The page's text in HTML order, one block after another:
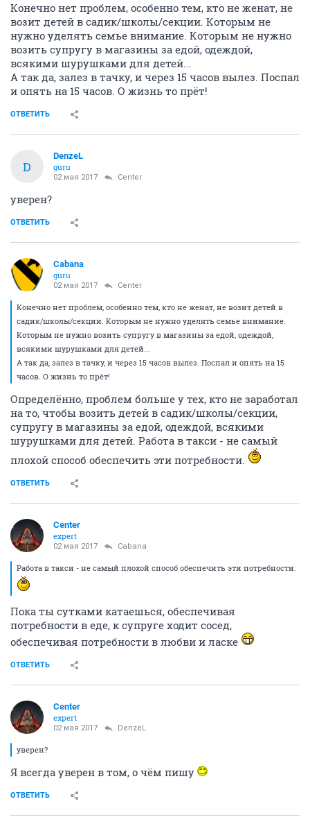
Конечно нет проблем, особенно тем, кто не женат, не
возит детей в садик/школы/секции. Которым не
нужно уделять семье внимание. Которым не нужно
возить супругу в магазины за едой, одеждой,
всякими шурушками для детей...
А так да, залез в тачку, и через 15 часов вылез. Поспал
и опять на 15 часов. О жизнь то прёт!
ОТВЕТИТЬ
D
DenzeL
guru
02 мая 2017 Center
уверен?
ОТВЕТИТЬ
Cabana
guru
02 мая 2017 Center
Конечно нет проблем, особенно тем, кто не женат, не возит детей в
садик/школы/секции. Которым не нужно уделять семье внимание.
Которым не нужно возить супругу в магазины за едой, одеждой,
всякими шурушками для детей...
А так да, залез в тачку, и через 15 часов вылез. Поспал и опять на 15
часов. О жизнь то прёт!
Определённо, проблем больше у тех, кто не заработал
на то, чтобы возить детей в садик/школы/секции,
супругу в магазины за едой, одеждой, всякими
шурушками для детей. Работа в такси - не самый
плохой способ обеспечить эти потребности.
ОТВЕТИТЬ
Center
expert
02 мая 2017 Cabana
Работа в такси - не самый плохой способ обеспечить эти потребности.
Пока ты сутками катаешься, обеспечивая
потребности в еде, к супруге ходит сосед,
обеспечивая потребности в любви и ласке
ОТВЕТИТЬ
Center
expert
02 мая 2017 DenzeL
уверен?
Я всегда уверен в том, о чём пишу
ОТВЕТИТЬ